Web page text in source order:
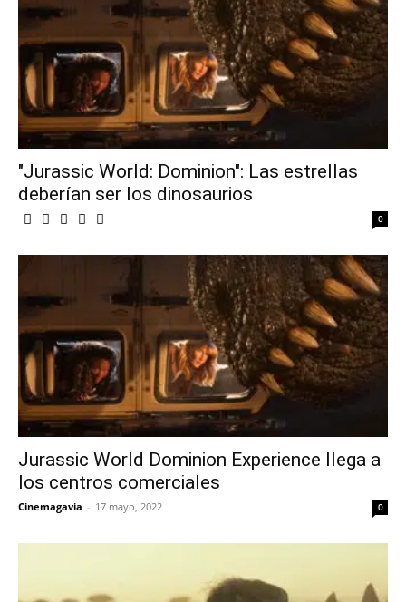
"Jurassic World: Dominion": Las estrellas
deberían ser los dinosaurios
0
Jurassic World Dominion Experience llega a
los centros comerciales
Cinemagavia - 17 mayo, 2022 0